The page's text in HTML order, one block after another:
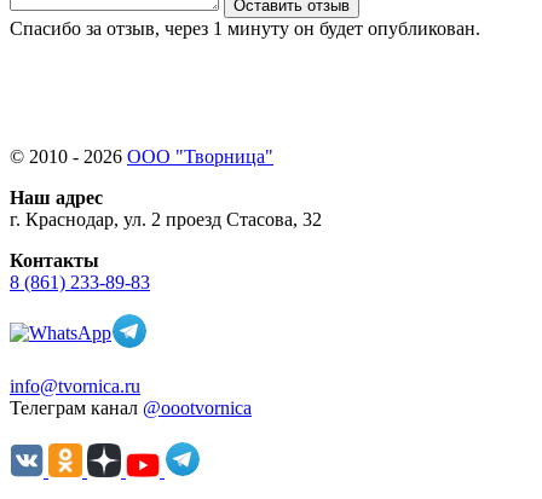
Оставить отзыв
Спасибо за отзыв, через 1 минуту он будет опубликован.
© 2010 - 2026 ООО "Творница"
Наш адрес
г. Краснодар, ул. 2 проезд Стасова, 32
Контакты
8 (861) 233-89-83
info@tvornica.ru
Телеграм канал @oootvornica